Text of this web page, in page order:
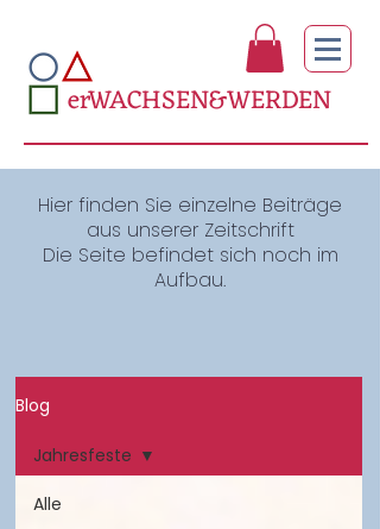
erWACHSEN&WERDEN
Hier finden Sie einzelne Beiträge
aus unserer Zeitschrift
Die Seite befindet sich noch im
Aufbau.
Blog
Alle
Jahresfeste